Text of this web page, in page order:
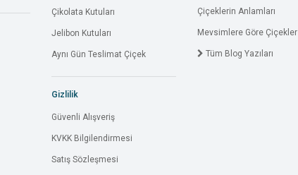
Çikolata Kutuları
Jelibon Kutuları
Aynı Gün Teslimat Çiçek
Gizlilik
Güvenli Alışveriş
KVKK Bilgilendirmesi
Satış Sözleşmesi
Çiçeklerin Anlamları
Mevsimlere Göre Çiçekler
Tüm Blog Yazıları